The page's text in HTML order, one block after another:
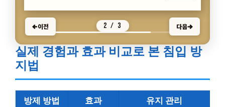
이전 3 / 3 다음
실제 경험과 효과 비교로 본 침입 방
지법
방제 방법 효과 유지 관리